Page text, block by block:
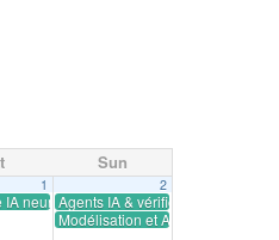
Sun
1
neuro-symbolique pour la classification
2
Agents IA & vérification de
Modélisation et Analyse